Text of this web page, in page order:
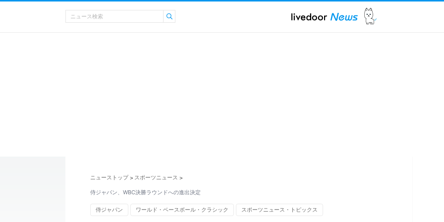
ニューストップ > スポーツニュース >
侍ジャパン、WBC決勝ラウンドへの進出決定
侍ジャパン ワールド・ベースボール・クラシック スポーツニュース・トピックス